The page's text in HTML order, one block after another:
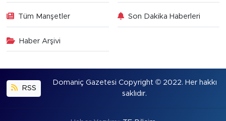
Tüm Manşetler Son Dakika Haberleri
Haber Arşivi
RSS
Domaniç Gazetesi Copyright © 2022. Her hakkı
saklıdır.